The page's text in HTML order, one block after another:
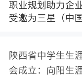
职业规划助力企
受邀为三星（中
陕西省中学生生
会成立：向阳生